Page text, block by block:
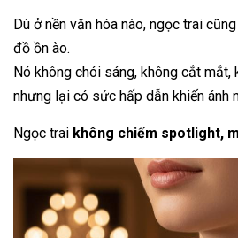
Dù ở nền văn hóa nào, ngọc trai
đồ ồn ào.
Nó không chói sáng, không cắt mắt,
nhưng lại có sức hấp dẫn khiến ánh
Ngọc trai không chiếm spotlight,